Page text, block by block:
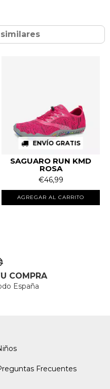
ENVÍO GRATIS
SAGUARO RUN KMD
ROSA
€46,99
AGREGAR AL CARRITO
COMPRA
España
Frecuentes